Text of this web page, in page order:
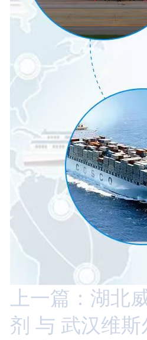
上一篇：湖北
剂 与 武汉维斯